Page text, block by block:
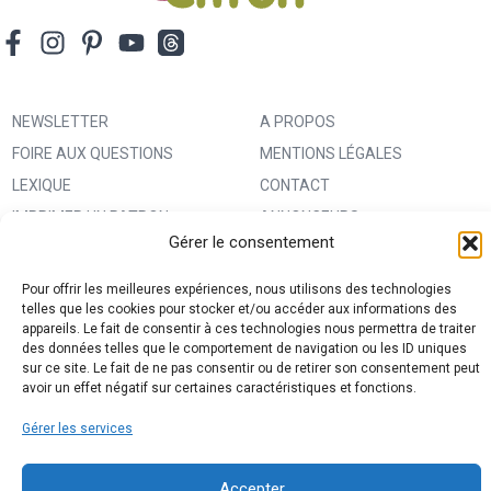
Gérer le consentement
Pour offrir les meilleures expériences, nous utilisons des technologies
telles que les cookies pour stocker et/ou accéder aux informations des
appareils. Le fait de consentir à ces technologies nous permettra de traiter
des données telles que le comportement de navigation ou les ID uniques
sur ce site. Le fait de ne pas consentir ou de retirer son consentement peut
avoir un effet négatif sur certaines caractéristiques et fonctions.
Gérer les services
NEWSLETTER
FOIRE AUX QUESTIONS
LEXIQUE
IMPRIMER UN PATRON
MA BOUTIQUE CREATIVE FABRICA
A PROPOS
MENTIONS LÉGALES
CONTACT
ANNONCEURS
CONDITIONS GÉNÉRALES
D’UTILISATION
POLITIQUE DE CONFIDENTIALITÉ
ET PROTECTION DES DONNÉES
(RGPD)